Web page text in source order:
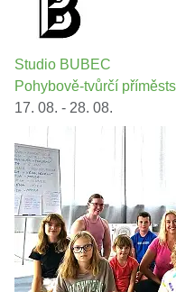
Studio BUBEC
Pohybově-tvůrčí
17. 08. - 28. 08.